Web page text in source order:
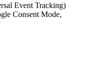
Event Tracking)
Consent Mode,